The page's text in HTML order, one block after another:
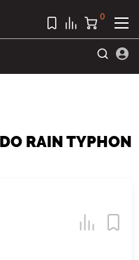
0
RAIN TYPHON